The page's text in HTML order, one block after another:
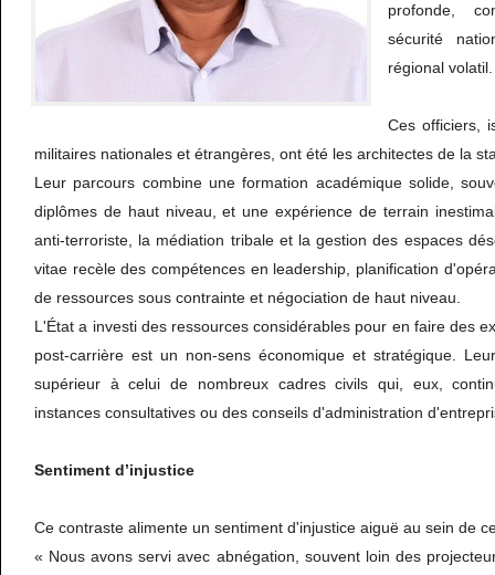
profonde,
sécurité
régional
Ces officiers,
militaires nationales et étrangères, ont été les architectes de la
Leur parcours combine une formation académique solide,
diplômes de haut niveau, et une expérience de terrain
anti-terroriste, la médiation tribale et la gestion des espaces
vitae recèle des compétences en leadership, planification
de ressources sous contrainte et négociation de haut niveau.
L'État a investi des ressources considérables pour en faire des
post-carrière est un non-sens économique et stratégique.
supérieur à celui de nombreux cadres civils qui, eux,
instances consultatives ou des conseils d'administration
Sentiment d’injustice
Ce contraste alimente un sentiment d'injustice aiguë au sein de
« Nous avons servi avec abnégation, souvent loin des